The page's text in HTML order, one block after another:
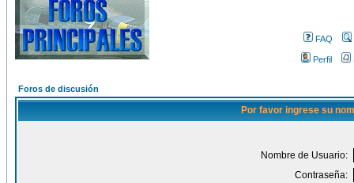
FAQ
Perfil
Foros de discusión
Por favor ingrese su
Nombre de Usuario:
Contraseña: